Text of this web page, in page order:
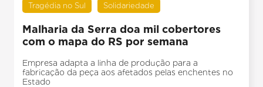
Tragédia no Sul Solidariedade
Malharia da Serra doa mil cobertores
com o mapa do RS por semana
Empresa adapta a linha de produção para a
fabricação da peça aos afetados pelas enchentes no
Estado